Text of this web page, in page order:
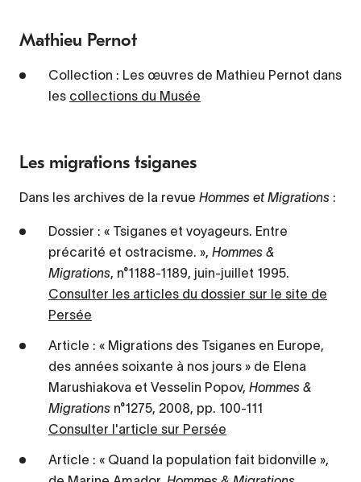
Mathieu Pernot
Collection : Les œuvres de Mathieu Pernot dans
les collections du Musée
Les migrations tsiganes
Dans les archives de la revue Hommes et Migrations :
Dossier : « Tsiganes et voyageurs. Entre
précarité et ostracisme. », Hommes &
Migrations, n°1188-1189, juin-juillet 1995.
Consulter les articles du dossier sur le site de
Persée
Article : « Migrations des Tsiganes en Europe,
des années soixante à nos jours » de Elena
Marushiakova et Vesselin Popov, Hommes &
Migrations n°1275, 2008, pp. 100-111
Consulter l'article sur Persée
Article : « Quand la population fait bidonville »,